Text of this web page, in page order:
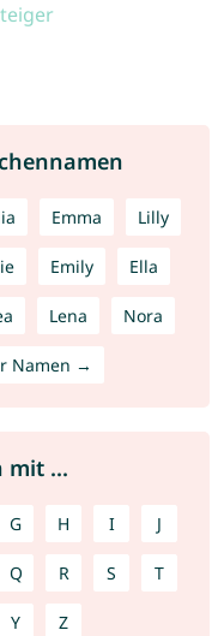
Emma Lilly
Emily Ella
Lena Nora
Namen →
mit ...
G H I J
Q R S T
Y Z